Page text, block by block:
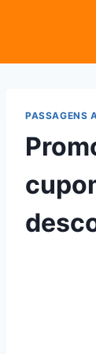
PASSAGENS